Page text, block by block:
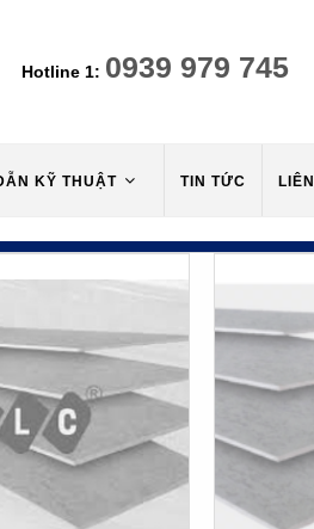
Hotline 1: 0939 979 745
KỸ THUẬT TIN TỨC